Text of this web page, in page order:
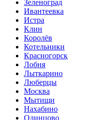
Зеленоград
Ивантеевка
Истра
Клин
Королёв
Котельники
Красногорск
Лобня
Лыткарино
Люберцы
Мoсква
Мытищи
Нахабино
Одинцово